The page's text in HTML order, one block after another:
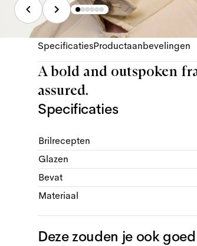
SpecificatiesProductaanbevelingen
A bold and outspoken
assured.
Specificaties
Brilrecepten
Glazen
Bevat
Materiaal
Deze zouden je ook